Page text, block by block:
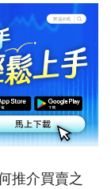
推介買賣之